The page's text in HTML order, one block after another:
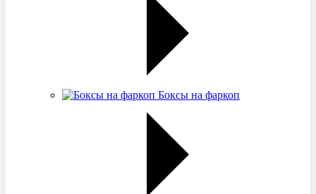
Боксы на фаркоп